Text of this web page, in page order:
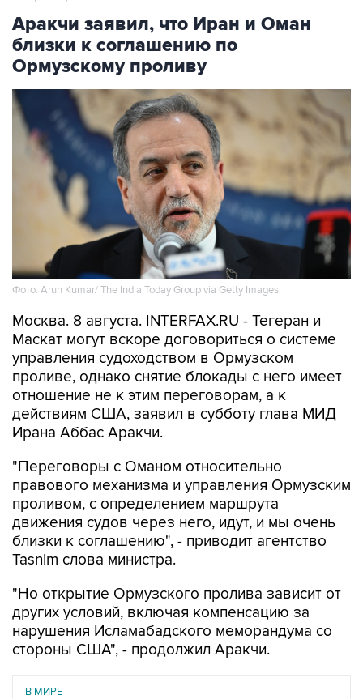
Аракчи заявил, что Иран и Оман
близки к соглашению по
Ормузскому проливу
Фото: Arun Kumar/ The India Today Group via Getty Images
Москва. 8 августа. INTERFAX.RU - Тегеран и
Маскат могут вскоре договориться о системе
управления судоходством в Ормузском
проливе, однако снятие блокады с него имеет
отношение не к этим переговорам, а к
действиям США, заявил в субботу глава МИД
Ирана Аббас Аракчи.
"Переговоры с Оманом относительно
правового механизма и управления Ормузским
проливом, с определением маршрута
движения судов через него, идут, и мы очень
близки к соглашению", - приводит агентство
Tasnim слова министра.
"Но открытие Ормузского пролива зависит от
других условий, включая компенсацию за
нарушения Исламабадского меморандума со
стороны США", - продолжил Аракчи.
В МИРЕ